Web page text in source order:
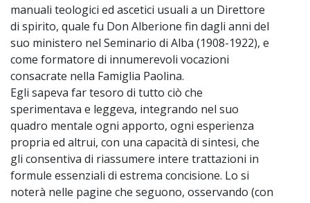
manuali teologici ed ascetici usuali a un Direttore
di spirito, quale fu Don Alberione fin dagli anni del
suo ministero nel Seminario di Alba (1908-1922), e
come formatore di innumerevoli vocazioni
consacrate nella Famiglia Paolina.
Egli sapeva far tesoro di tutto ciò che
sperimentava e leggeva, integrando nel suo
quadro mentale ogni apporto, ogni esperienza
propria ed altrui, con una capacità di sintesi, che
gli consentiva di riassumere intere trattazioni in
formule essenziali di estrema concisione. Lo si
noterà nelle pagine che seguono, osservando (con